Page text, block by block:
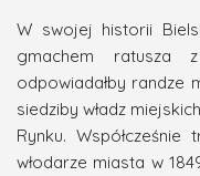
W swojej historii
gmachem ratusza
odpowiadałby randze
siedziby władz
Rynku.
włodarze miasta w